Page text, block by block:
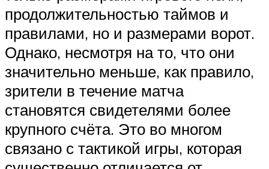
продолжительностью таймов и
правилами, но и размерами ворот.
Однако, несмотря на то, что они
значительно меньше, как правило,
зрители в течение матча
становятся свидетелями более
крупного счёта. Это во многом
связано с тактикой игры, которая